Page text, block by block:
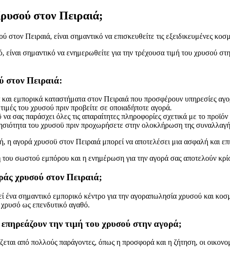
στον Πειραιά;
στον Πειραιά, είναι σημαντικό να επισκευθείτε τις εξειδικευμένες
σημαντικό να ενημερωθείτε για την τρέχουσα τιμή του χρυσού
στον Πειραιά:
εμπορικά καταστήματα στον Πειραιά που προσφέρουν υπηρεσίες
του χρυσού πριν προβείτε σε οποιαδήποτε αγορά.
σας παράσχει όλες τις απαραίτητες πληροφορίες σχετικά με το
του χρυσοϋ πριν προχωρήσετε στην ολοκλήρωση της
η αγορά χρυσοϋ στον Πειραιά μπορεί να αποτελέσει μια ασφαλή και
σωστού εμπόρου και η ενημέρωση για την αγορά σας αποτελούν
χρυσού στον Πειραιά;
σημαντικό εμπορικό κέντρο για την αγοραπωλησία χρυσού και
ως επενδυτικό αγαθό.
επηρεάζουν την τιμή του χρυσού στην αγορά;
από πολλούς παράγοντες, όπως η προσφορά και η ζήτηση, οι